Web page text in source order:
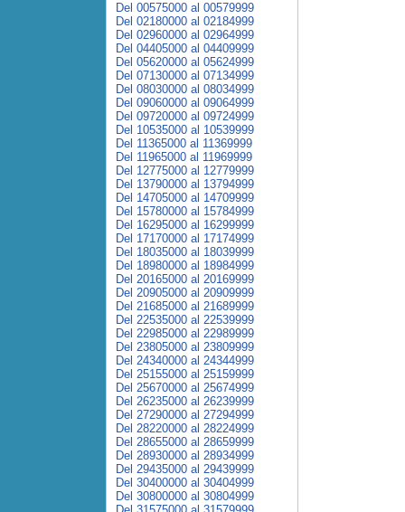
Del 00575000 al 00579999
Del 02180000 al 02184999
Del 02960000 al 02964999
Del 04405000 al 04409999
Del 05620000 al 05624999
Del 07130000 al 07134999
Del 08030000 al 08034999
Del 09060000 al 09064999
Del 09720000 al 09724999
Del 10535000 al 10539999
Del 11365000 al 11369999
Del 11965000 al 11969999
Del 12775000 al 12779999
Del 13790000 al 13794999
Del 14705000 al 14709999
Del 15780000 al 15784999
Del 16295000 al 16299999
Del 17170000 al 17174999
Del 18035000 al 18039999
Del 18980000 al 18984999
Del 20165000 al 20169999
Del 20905000 al 20909999
Del 21685000 al 21689999
Del 22535000 al 22539999
Del 22985000 al 22989999
Del 23805000 al 23809999
Del 24340000 al 24344999
Del 25155000 al 25159999
Del 25670000 al 25674999
Del 26235000 al 26239999
Del 27290000 al 27294999
Del 28220000 al 28224999
Del 28655000 al 28659999
Del 28930000 al 28934999
Del 29435000 al 29439999
Del 30400000 al 30404999
Del 30800000 al 30804999